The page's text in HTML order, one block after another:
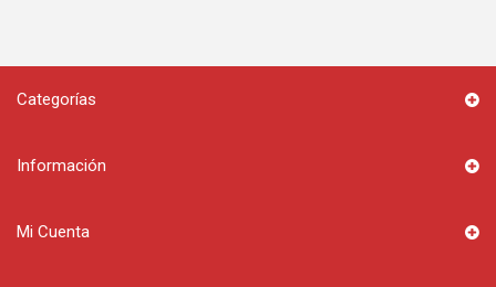
Categorías
Información
Mi Cuenta